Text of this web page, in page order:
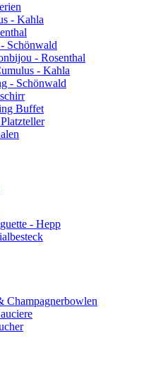
- Kahla
Schönwald
- Rosenthal
- Kahla
- Schönwald
Buffet
- Hepp
Champagnerbowlen